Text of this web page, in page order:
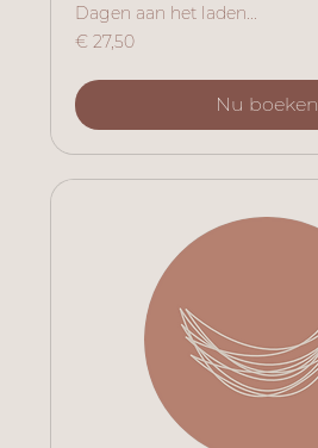
Dagen aan het laden...
27,50
euro
€ 27,50
Nu boeken